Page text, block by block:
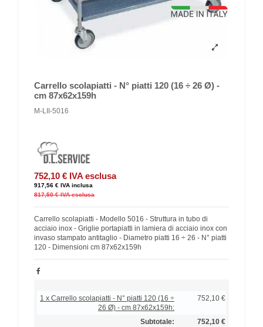
Carrello scolapiatti - N° piatti 120 (16 ÷ 26 Ø) -
cm 87x62x159h
M-LII-5016
752,10 € IVA esclusa
917,56 € IVA inclusa
817,50 € IVA esclusa
Carrello scolapiatti - Modello 5016 - Struttura in tubo di
acciaio inox - Griglie portapiatti in lamiera di acciaio inox con
invaso stampato antitaglio - Diametro piatti 16 ÷ 26 - N° piatti
120 - Dimensioni cm 87x62x159h
1 x Carrello scolapiatti - N° piatti 120 (16 ÷
26 Ø) - cm 87x62x159h:
752,10 €
Subtotale: 752,10 €